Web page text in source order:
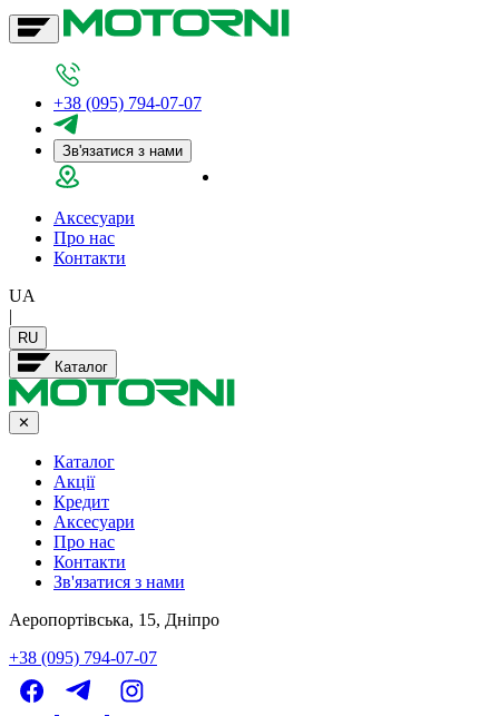
+38 (095) 794-07-07
Зв'язатися з нами
Аксесуари
Про нас
Контакти
UA
|
RU
Каталог
✕
Каталог
Акції
Кредит
Аксесуари
Про нас
Контакти
Зв'язатися з нами
Аеропортівська, 15, Дніпро
+38 (095) 794-07-07